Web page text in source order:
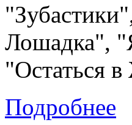
Лошадка",
"Остаться
Подробнее